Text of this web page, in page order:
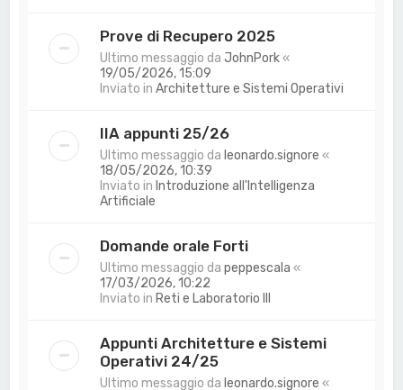
Prove di Recupero 2025
Ultimo messaggio da JohnPork«
19/05/2026, 15:09
Inviato inArchitetture e Sistemi Operativi
IIA appunti 25/26
Ultimo messaggio da leonardo.signore «
18/05/2026, 10:39
Inviato in Introduzione all'Intelligenza
Artificiale
Domande orale Forti
Ultimo messaggio dapeppescala «
17/03/2026, 10:22
Inviato in Reti e Laboratorio III
Appunti Architetture e Sistemi
Operativi 24/25
Ultimo messaggio da leonardo.signore «